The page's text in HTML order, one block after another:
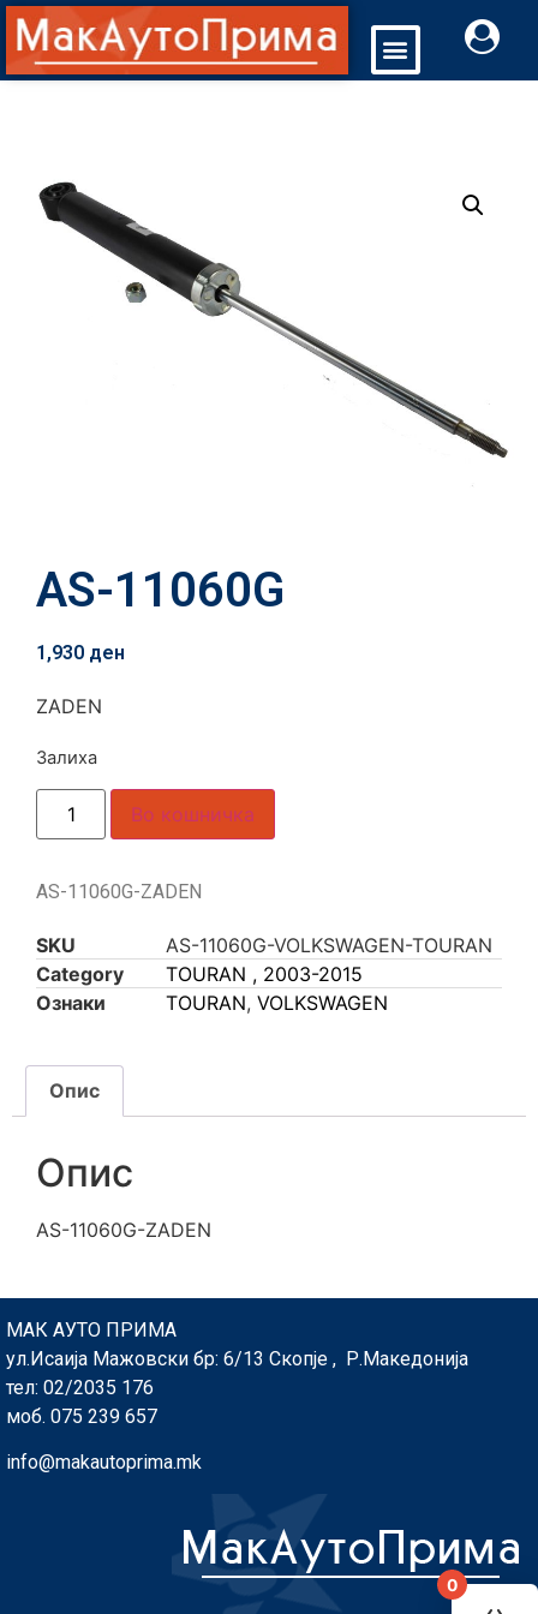
AS-11060G
1,930 ден
ZADEN
Залиха
Во кошничка
AS-11060G-ZADEN
SKU
AS-11060G-VOLKSWAGEN-TOURAN
Category
TOURAN , 2003-2015
Ознаки
TOURAN, VOLKSWAGEN
Опис
Опис
AS-11060G-ZADEN
МАК АУТО ПРИМА
ул.Исаија Мажовски бр: 6/13 Скопје , Р.Македонија
тел: 02/2035 176
моб. 075 239 657
info@makautoprima.mk
0